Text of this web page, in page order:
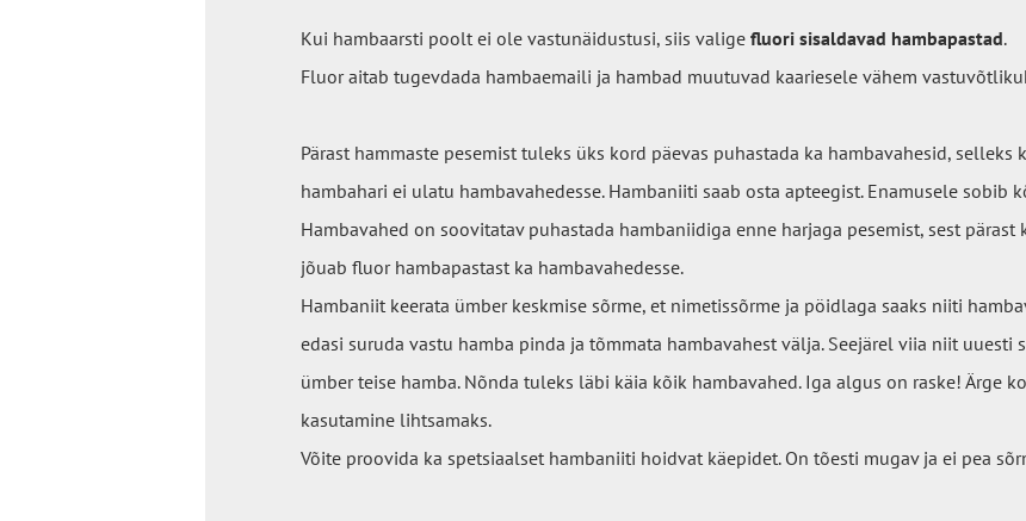
Kui hambaarsti poolt ei ole vastunäidustusi, siis valige fluori sisaldavad hambapastad.
Fluor aitab tugevdada hambaemaili ja hambad muutuvad kaariesele vähem
Pärast hammaste pesemist tuleks üks kord päevas puhastada ka hambavahesid, selleks
hambahari ei ulatu hambavahedesse. Hambaniiti saab osta apteegist. Enamusele sobib
Hambavahed on soovitatav puhastada hambaniidiga enne harjaga pesemist, sest
jõuab fluor hambapastast ka hambavahedesse.
Hambaniit keerata ümber keskmise sõrme, et nimetissõrme ja pöidlaga saaks niiti
edasi suruda vastu hamba pinda ja tõmmata hambavahest välja. Seejärel viia niit uuesti
ümber teise hamba. Nõnda tuleks läbi käia kõik hambavahed. Iga algus on raske! Ärge
kasutamine lihtsamaks.
Võite proovida ka spetsiaalset hambaniiti hoidvat käepidet. On tõesti mugav ja ei pea